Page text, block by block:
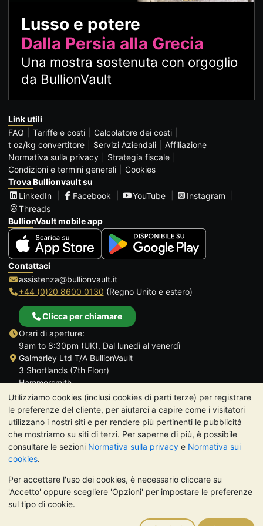
Utilizziamo cookies (inclusi cookies di parti terze) per registrare
le preferenze del cliente, per aiutarci a capire come i visitatori
utilizzano i nostri siti e per rendere più pertinenti le pubblicità
che mostriamo su siti di terzi. Per saperne di più, è possibile
consultare le sezioni Normativa sulla privacy e Normativa sui
cookies.
Per accettare l'uso dei cookies, è necessario cliccare su
'Accetto' oppure scegliere 'Opzioni' per impostare le preferenze
sul tipo di cookie.
Lusso e potere
Dalla Persia alla Grecia
Una mostra sostenuta con orgoglio
da BullionVault
Link utili
FAQ
Tariffe e costi
Calcolatore dei costi
t oz/kg convertitore
Servizi Aziendali
Affiliazione
Normativa sulla privacy
Strategia fiscale
Condizioni e termini generali
Cookies
Trova Bullionvault su
LinkedIn
Facebook YouTube
Instagram
Threads
BullionVault mobile app
Contattaci
assistenza@bullionvault.it
+44 (0)20 8600 0130 (Regno Unito e estero)
Clicca per chiamare
Orari di aperture:
9am to 8:30pm (UK), Dal lunedì al venerdì
Galmarley Ltd T/A BullionVault
3 Shortlands (7th Floor)
Hammersmith
Londra
W6 8DA
Regno Unito
TrustScore 4.7 | 488 recensioni
NOTA BENE: Il valore dei metalli preziosi può diminuire o
aumentare, e i trend storici non sono predittori dell'andamento
futuro. Nulla di quanto contenuto nei siti web di BullionVault o